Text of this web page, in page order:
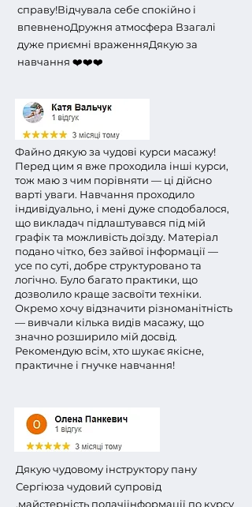
справу!Відчувала себе спокійно і
впевненоДружня атмосфера Взагалі
дуже приємні враженняДякую за
навчання ❤️❤️❤️
Файно дякую за чудові курси масажу!
Перед цим я вже проходила інші курси,
тож маю з чим порівняти — ці дійсно
варті уваги. Навчання проходило
індивідуально, і мені дуже сподобалося,
що викладач підлаштувався під мій
графік та можливість доїзду. Матеріал
подано чітко, без зайвої інформації —
усе по суті, добре структуровано та
логічно. Було багато практики, що
дозволило краще засвоїти техніки.
Окремо хочу відзначити різноманітність
— вивчали кілька видів масажу, що
значно розширило мій досвід.
Рекомендую всім, хто шукає якісне,
практичне і гнучке навчання!
Дякую чудовому інструктору пану
Сергіюза чудовий супровід
,майстерність подачіінформації по курсу